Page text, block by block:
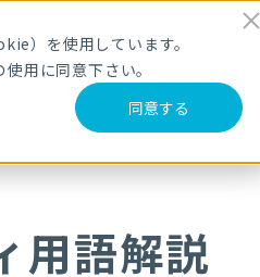
）を使用しています。
用に同意下さい。
同意する
メールマガジン登録
セミナー ブログ
用語解説